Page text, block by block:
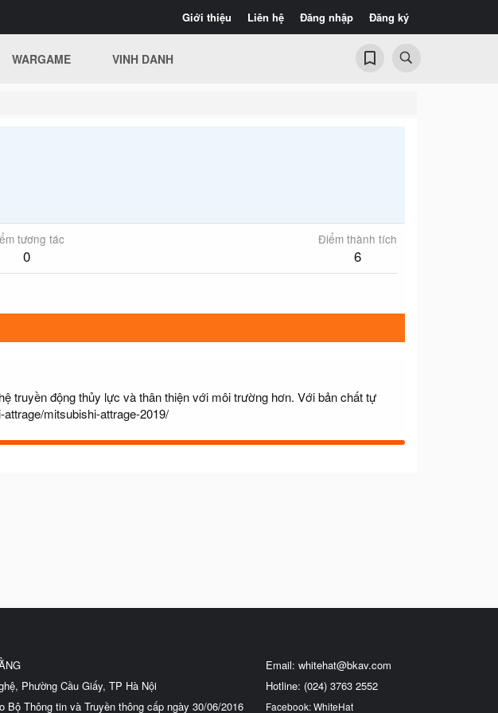
Giới thiệu Liên hệ Đăng nhập Đăng ký
WARGAME VINH DANH
tương tác
0
Điểm thành tích
6
truyền động thủy lực và thân thiện với môi trường hơn. Với bản chất tự
mitsubishi-attrage-2019/
Phường Cầu Giấy, TP Hà Nội
Thông tin và Truyền thông cấp ngày 30/06/2016
Email: whitehat@bkav.com
Hotline: (024) 3763 2552
Facebook: WhiteHat